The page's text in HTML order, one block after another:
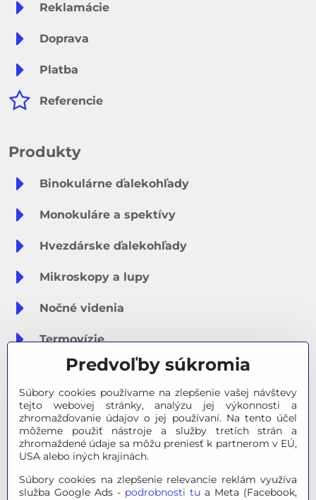
Reklamácie
Doprava
Platba
Referencie
Produkty
Binokulárne ďalekohľady
Monokuláre a spektívy
Hvezdárske ďalekohľady
Mikroskopy a lupy
Nočné videnia
Termovízie
Meteostanice
Značky
Výpredaj
Tipy na darčeky
Poradňa - Ako si vybrať
Predvoľby súkromia
Súbory cookies používame na zlepšenie vašej návštevy
tejto webovej stránky, analýzu jej výkonnosti a
zhromažďovanie údajov o jej používaní. Na tento účel
môžeme použiť nástroje a služby tretích strán a
zhromaždené údaje sa môžu preniesť k partnerom v EÚ,
USA alebo iných krajinách.
Súbory cookies na zlepšenie relevancie reklám využíva
služba Google Ads - podrobnosti tu a Meta (Facebook,